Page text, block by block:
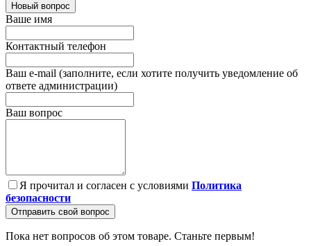
Новый вопрос
Ваше имя
Контактный телефон
Ваш e-mail (заполните, если хотите получить уведомление об
ответе администрации)
Ваш вопрос
Я прочитал и согласен с условиями Политика
безопасности
Отправить свой вопрос
Пока нет вопросов об этом товаре. Станьте первым!